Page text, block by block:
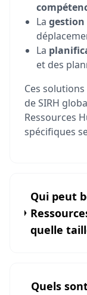
La gestion
La
et des
Ces
de SIRH
Ressources
spécifiques
Qui peut
quelle
Quels